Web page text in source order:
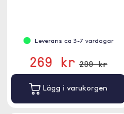
Leverans ca 3-7 vardagar
269 kr 299 kr
Lägg i varukorgen